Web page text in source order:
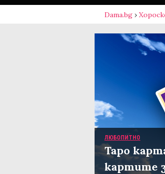
Dama.bg ›
ЛЮБОПИТНО
Таро
картите